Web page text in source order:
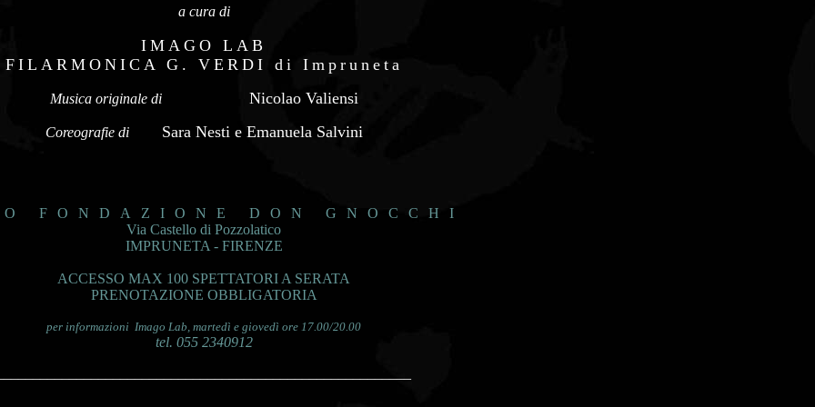
a cura di
IMAGO LAB
FILARMONICA G. VERDI di Impruneta
Musica originale di Nicolao Valiensi
Coreografie di Sara Nesti e Emanuela Salvini
FONDAZIONE DON GNOCCHI
Via Castello di Pozzolatico
IMPRUNETA - FIRENZE
ACCESSO MAX 100 SPETTATORI A SERATA
PRENOTAZIONE OBBLIGATORIA
per informazioni Imago Lab, martedì e giovedì ore 17.00/20.00
tel. 055 2340912